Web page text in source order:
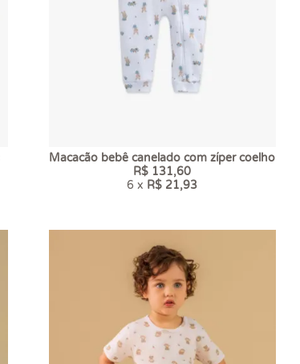
Macacão bebê canelado com zíper coelho
R$ 131,60
6 x R$ 21,93